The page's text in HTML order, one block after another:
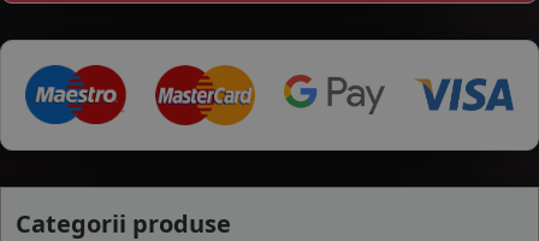
Categorii produse